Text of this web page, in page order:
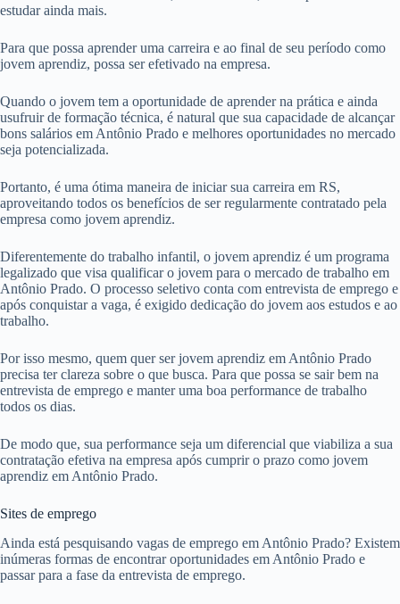
estudar ainda mais.
Para que possa aprender uma carreira e ao final de seu período como
jovem aprendiz, possa ser efetivado na empresa.
Quando o jovem tem a oportunidade de aprender na prática e ainda
usufruir de formação técnica, é natural que sua capacidade de alcançar
bons salários em Antônio Prado e melhores oportunidades no mercado
seja potencializada.
Portanto, é uma ótima maneira de iniciar sua carreira em RS,
aproveitando todos os benefícios de ser regularmente contratado pela
empresa como jovem aprendiz.
Diferentemente do trabalho infantil, o jovem aprendiz é um programa
legalizado que visa qualificar o jovem para o mercado de trabalho em
Antônio Prado. O processo seletivo conta com entrevista de emprego e
após conquistar a vaga, é exigido dedicação do jovem aos estudos e ao
trabalho.
Por isso mesmo, quem quer ser jovem aprendiz em Antônio Prado
precisa ter clareza sobre o que busca. Para que possa se sair bem na
entrevista de emprego e manter uma boa performance de trabalho
todos os dias.
De modo que, sua performance seja um diferencial que viabiliza a sua
contratação efetiva na empresa após cumprir o prazo como jovem
aprendiz em Antônio Prado.
Sites de emprego
Ainda está pesquisando vagas de emprego em Antônio Prado? Existem
inúmeras formas de encontrar oportunidades em Antônio Prado e
passar para a fase da entrevista de emprego.